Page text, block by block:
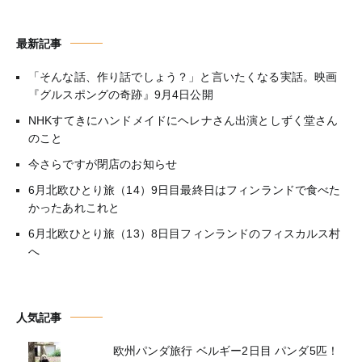
最新記事
「そんな話、作り話でしょう？」と言いたくなる実話。映画
『グルスポングの奇跡』9月4日公開
NHKすてきにハンドメイドにヘレナさん出演としずく堂さん
のこと
今さらですが閉店のお知らせ
6月北欧ひとり旅（14）9日目最終日はフィンランドで食べた
かったあれこれと
6月北欧ひとり旅（13）8日目フィンランドのフィスカルス村
へ
人気記事
欧州パンダ旅行 ベルギー2日目 パンダ5匹！